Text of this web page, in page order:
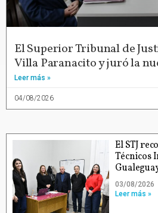
El Superior Tribunal de
Villa Paranacito y juró la
Leer más »
04/08/2026
El STJ
Técnicos
03/08/2026
Leer más »